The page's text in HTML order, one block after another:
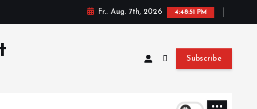
Fr.. Aug. 7th, 2026 4:48:52 PM
Subscribe